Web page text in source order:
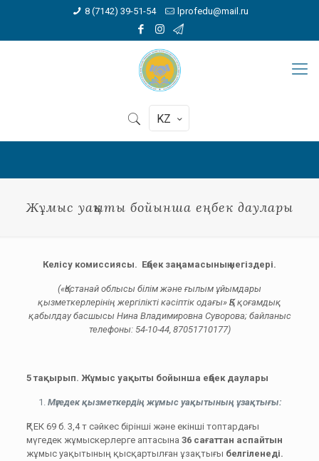
8 (7142) 39-51-54 lprofedu@mail.ru
KZ
Жұмыс уақыты бойынша еңбек даулары
Келісу комиссиясы. Еңбек заңнамасының негіздері.
(«Қостанай облысы білім және ғылым ұйымдары
қызметкерлерінің жергілікті кәсіптік одағы» ҚБ қоғамдық
қабылдау басшысы Нина Владимировна Суворова; байланыс
телефоны: 54-10-44, 87051710177)
5 тақырып. Жұмыс уақыты бойынша еңбек даулары
Мүгедек қызметкердің жұмыс уақытының ұзақтығы:
ҚР ЕК 69 б. 3,4 т сәйкес бірінші және екінші топтардағы
мүгедек жұмыскерлерге аптасына 36 сағаттан аспайтын
жұмыс уақытының қысқартылған ұзақтығы белгіленеді.